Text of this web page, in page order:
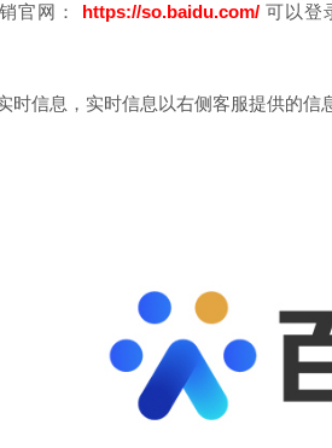
官网： https://so.baidu.com/可以登
时信息，实时信息以右侧客服提供的信